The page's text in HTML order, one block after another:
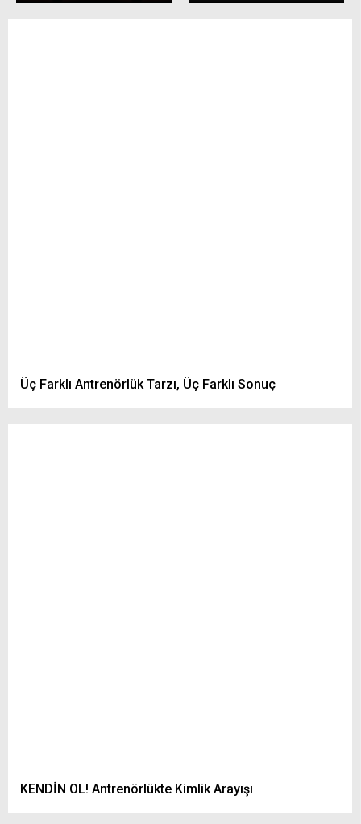
Üç Farklı Antrenörlük Tarzı, Üç Farklı Sonuç
KENDİN OL! Antrenörlükte Kimlik Arayışı